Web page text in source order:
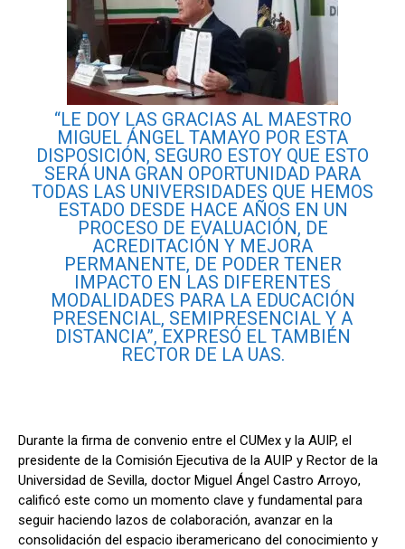
“LE DOY LAS GRACIAS AL MAESTRO
MIGUEL ÁNGEL TAMAYO POR ESTA
DISPOSICIÓN, SEGURO ESTOY QUE ESTO
SERÁ UNA GRAN OPORTUNIDAD PARA
TODAS LAS UNIVERSIDADES QUE HEMOS
ESTADO DESDE HACE AÑOS EN UN
PROCESO DE EVALUACIÓN, DE
ACREDITACIÓN Y MEJORA
PERMANENTE, DE PODER TENER
IMPACTO EN LAS DIFERENTES
MODALIDADES PARA LA EDUCACIÓN
PRESENCIAL, SEMIPRESENCIAL Y A
DISTANCIA”, EXPRESÓ EL TAMBIÉN
RECTOR DE LA UAS.
Durante la firma de convenio entre el CUMex y la AUIP, el
presidente de la Comisión Ejecutiva de la AUIP y Rector de la
Universidad de Sevilla, doctor Miguel Ángel Castro Arroyo,
calificó este como un momento clave y fundamental para
seguir haciendo lazos de colaboración, avanzar en la
consolidación del espacio iberamericano del conocimiento y